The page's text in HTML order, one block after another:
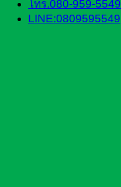
โทร.080-959-5549
LINE:0809595549